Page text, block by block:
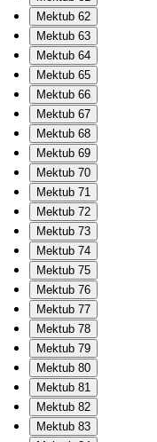
Mektub 62
Mektub 63
Mektub 64
Mektub 65
Mektub 66
Mektub 67
Mektub 68
Mektub 69
Mektub 70
Mektub 71
Mektub 72
Mektub 73
Mektub 74
Mektub 75
Mektub 76
Mektub 77
Mektub 78
Mektub 79
Mektub 80
Mektub 81
Mektub 82
Mektub 83